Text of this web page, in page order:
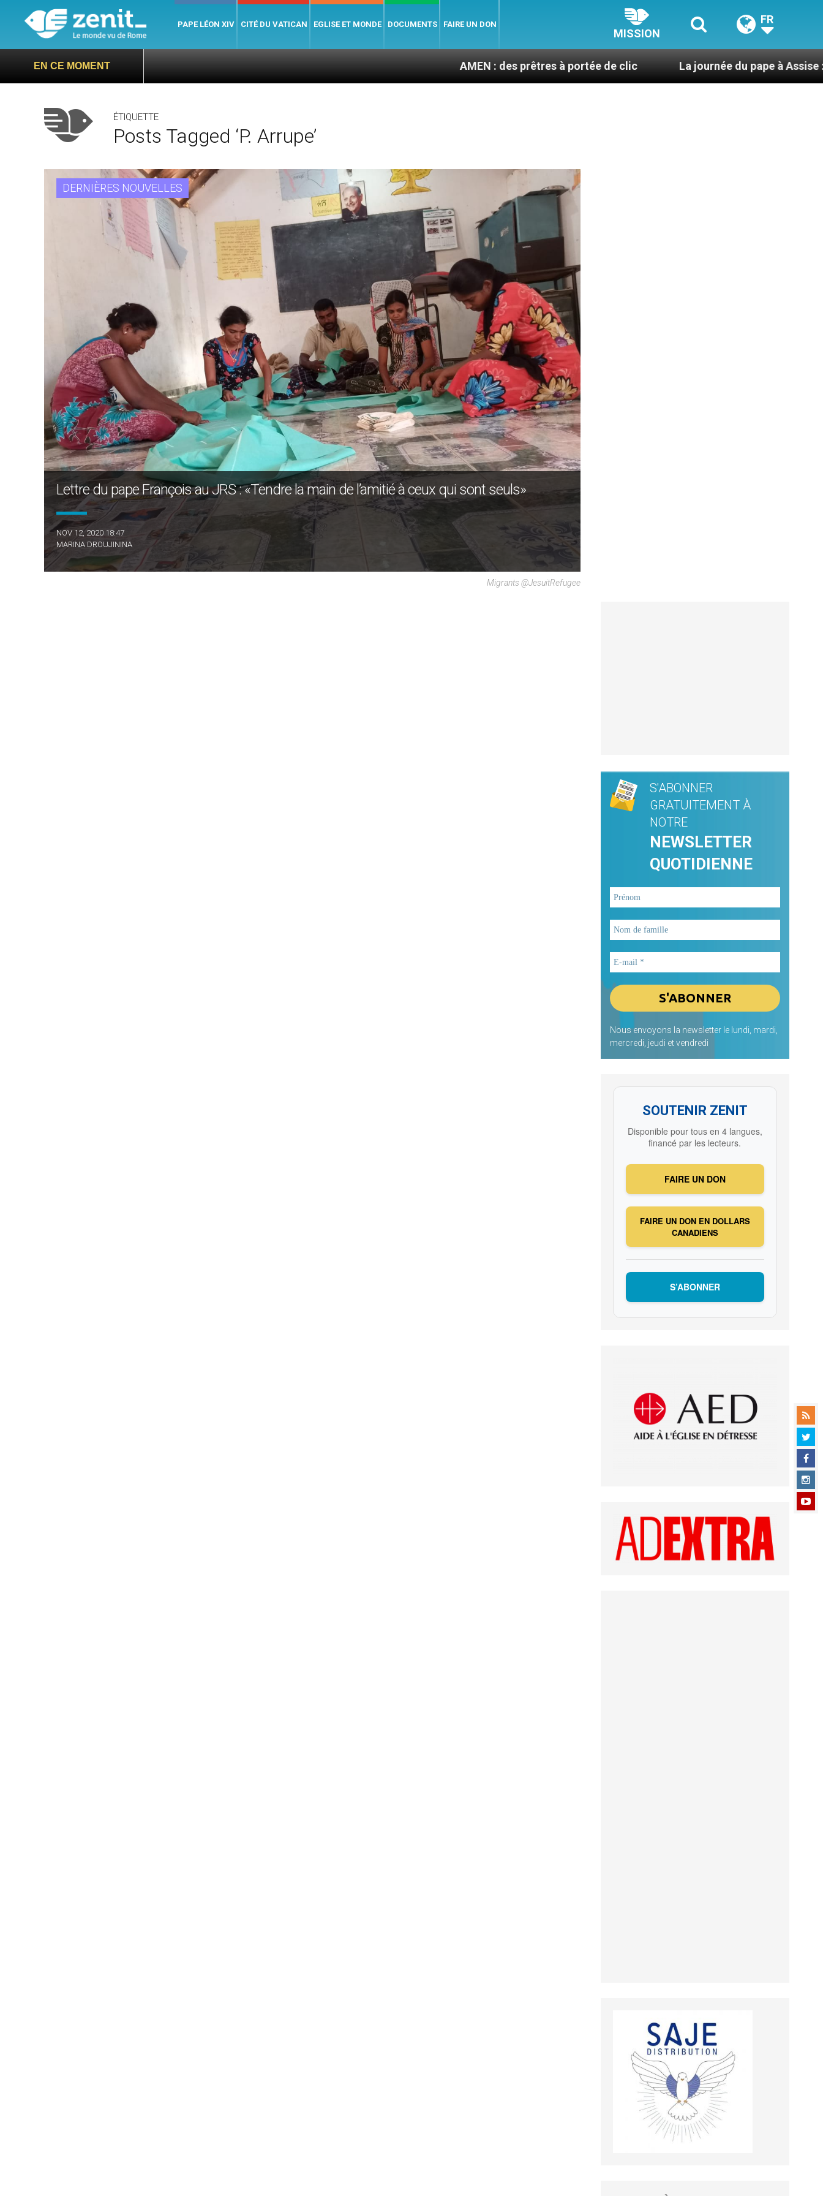
PAPE LÉON XIV CITÉ DU VATICAN EGLISE ET MONDE DOCUMENTS FAIRE UN DON
MISSION
FR
EN CE MOMENT AMEN : des prêtres à portée de clic La journée du pape à Assise : « Allons-y !
ÉTIQUETTE
Posts Tagged ‘P. Arrupe’
DERNIÈRES NOUVELLES
Lettre du pape François au JRS : «Tendre la main de l’amitié à ceux qui sont seuls»
NOV 12, 2020 18:47
MARINA DROUJININA
Migrants @JesuitRefugee
S'ABONNER
GRATUITEMENT À
NOTRE
NEWSLETTER
QUOTIDIENNE
Nous envoyons la newsletter le lundi, mardi,
mercredi, jeudi et vendredi
SOUTENIR ZENIT
Disponible pour tous en 4 langues,
financé par les lecteurs.
FAIRE UN DON
FAIRE UN DON EN DOLLARS
CANADIENS
S’ABONNER